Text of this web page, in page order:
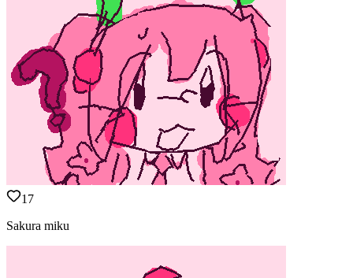
17
Sakura miku